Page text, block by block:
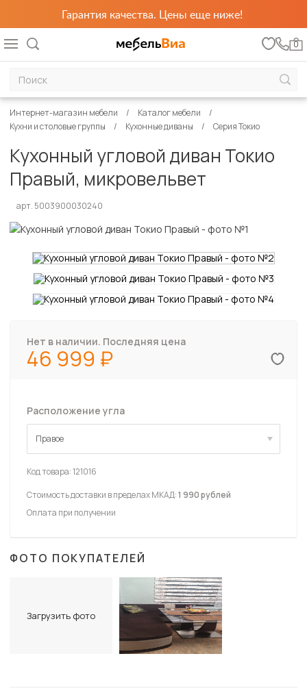
Гарантия качества. Цены еще ниже!
0
Интернет-магазин мебели
Каталог мебели
Кухни и столовые группы
Кухонные диваны Серия Токио
Кухонный угловой диван Токио
Правый, микровельвет
арт. 5003900030240
Нет в наличии. Последняя цена
46 999
Расположение угла
Правое
Правое
Код товара:121016
Стоимость доставки в пределах МКАД:1 990 рублей
Оплата при получении
ФОТО ПОКУПАТЕЛЕЙ
Загрузить фото